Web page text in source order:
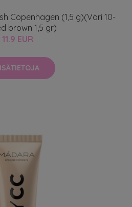
Copenhagen (1,5 g)(Väri 10-
brown 1,5 gr)
11.9 EUR